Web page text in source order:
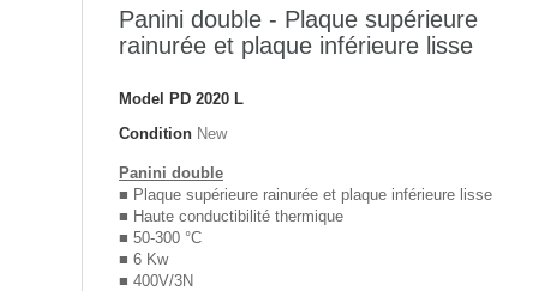
Panini double - Plaque supérieure
rainurée et plaque inférieure lisse
Model
PD 2020 L
Condition New
Panini double
■ Plaque supérieure rainurée et plaque inférieure lisse
■ Haute conductibilité thermique
■ 50-300 °C
■ 6 Kw
■ 400V/3N